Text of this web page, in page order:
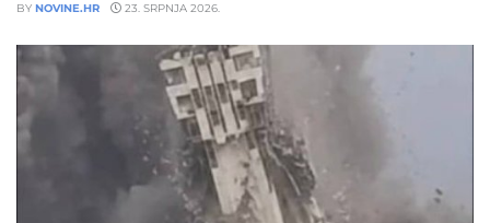
BY NOVINE.HR 23. SRPNJA 2026.